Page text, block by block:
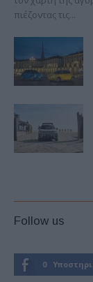
πιέζοντας τις...
Follow us
0